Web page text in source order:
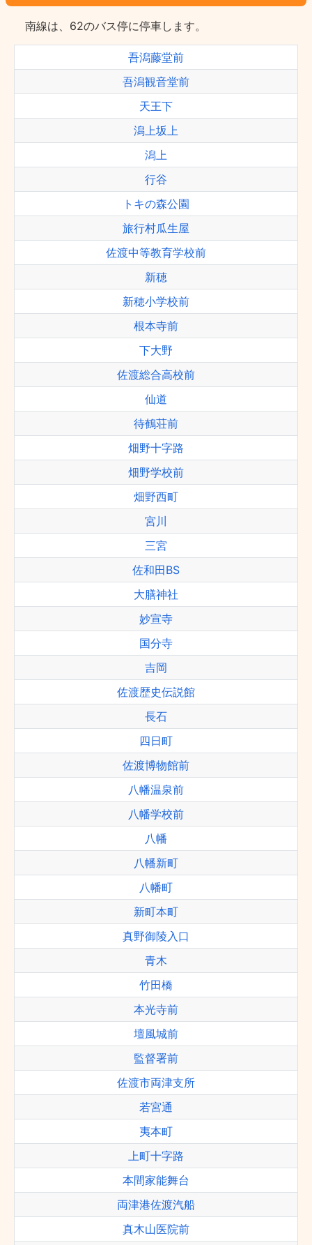
南線は、62のバス停に停車します。
吾潟藤堂前
吾潟観音堂前
天王下
潟上坂上
潟上
行谷
トキの森公園
旅行村瓜生屋
佐渡中等教育学校前
新穂
新穂小学校前
根本寺前
下大野
佐渡総合高校前
仙道
待鶴荘前
畑野十字路
畑野学校前
畑野西町
宮川
三宮
佐和田BS
大膳神社
妙宣寺
国分寺
吉岡
佐渡歴史伝説館
長石
四日町
佐渡博物館前
八幡温泉前
八幡学校前
八幡
八幡新町
八幡町
新町本町
真野御陵入口
青木
竹田橋
本光寺前
壇風城前
監督署前
佐渡市両津支所
若宮通
夷本町
上町十字路
本間家能舞台
両津港佐渡汽船
真木山医院前